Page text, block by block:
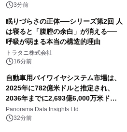
24日（月）発売
3分前
眠りづらさの正体──シリーズ第2回 人
は寝ると「腹腔の余白」が消える──
呼吸が弱まる本当の構造的理由
トラタニ株式会社
16分前
自動車用バイワイヤシステム市場は、
2025年に782億米ドルと推定され、
2036年までに2,693億6,000万米ドル
に達すると予測されており、予測期間
（2026年～2036年）
Panorama Data Insights Ltd.
32分前